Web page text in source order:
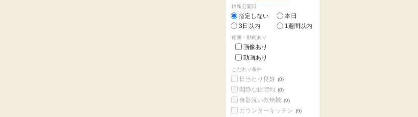
情報公開日
指定しない
本日
3日以内
1週間以内
画像・動画あり
画像あり
動画あり
こだわり条件
日当たり良好 (0)
閑静な住宅地 (0)
食器洗い乾燥機 (0)
カウンターキッチン (0)